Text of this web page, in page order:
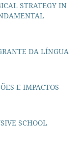
STRATEGY IN
DA LÍNGUA
E IMPACTOS
SCHOOL